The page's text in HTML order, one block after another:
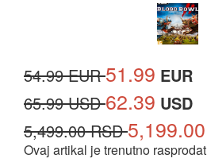
54.99 EUR51.99 EUR
65.99 USD62.39 USD
5,499.00 RSD5,199.00
Ovaj artikal je trenutno rasprodat